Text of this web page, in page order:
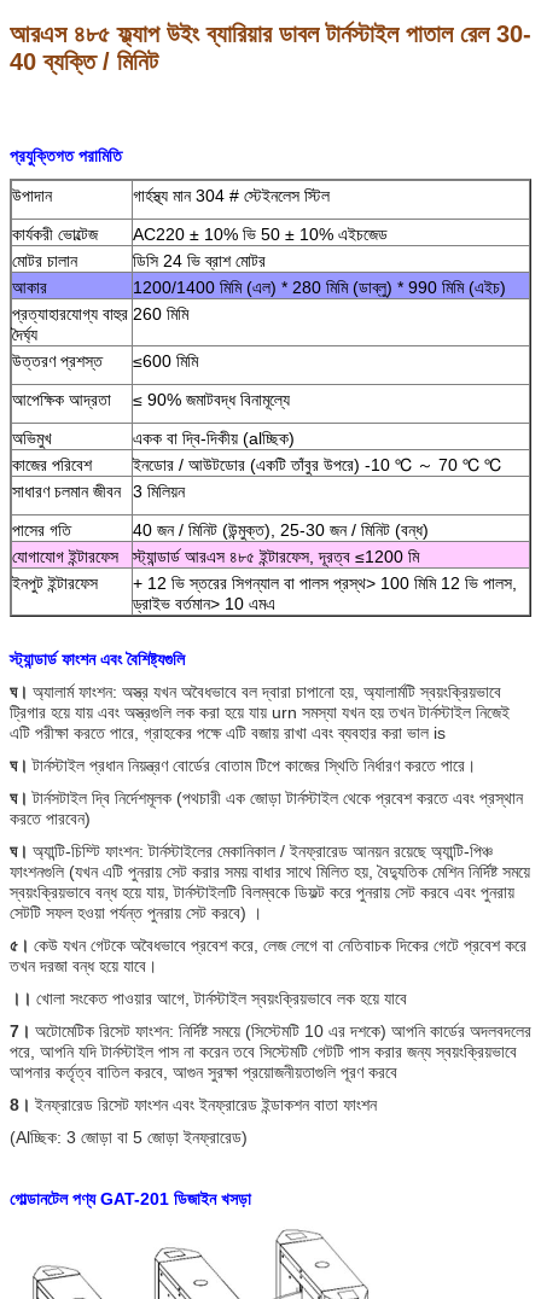
আরএস ৪৮৫ ফ্ল্যাপ উইং ব্যারিয়ার ডাবল টার্নস্টাইল পাতাল রেল 30-
40 ব্যক্তি / মিনিট
প্রযুক্তিগত পরামিতি
উপাদান
গার্হস্থ্য মান 304 # স্টেইনলেস স্টিল
কার্যকরী ভোল্টেজ
AC220 ± 10% ভি 50 ± 10% এইচজেড
মোটর চালান
ডিসি 24 ভি ব্রাশ মোটর
আকার
1200/1400 মিমি (এল) * 280 মিমি (ডাব্লু) * 990 মিমি (এইচ)
প্রত্যাহারযোগ্য বাহুর
দৈর্ঘ্য
260 মিমি
উত্তরণ প্রশস্ত
≤600 মিমি
আপেক্ষিক আদ্রতা
≤ 90% জমাটবদ্ধ বিনামূল্যে
অভিমুখ
একক বা দ্বি-দিকীয় (alচ্ছিক)
কাজের পরিবেশ
ইনডোর / আউটডোর (একটি তাঁবুর উপরে) -10 ℃ ～ 70 ℃ ℃
সাধারণ চলমান জীবন
3 মিলিয়ন
পাসের গতি
40 জন / মিনিট (উন্মুক্ত), 25-30 জন / মিনিট (বন্ধ)
যোগাযোগ ইন্টারফেস
স্ট্যান্ডার্ড আরএস ৪৮৫ ইন্টারফেস, দূরত্ব ≤1200 মি
ইনপুট ইন্টারফেস
+ 12 ভি স্তরের সিগন্যাল বা পালস প্রস্থ> 100 মিমি 12 ভি পালস,
ড্রাইভ বর্তমান> 10 এমএ
স্ট্যান্ডার্ড ফাংশন এবং বৈশিষ্ট্যগুলি
ঘ। অ্যালার্ম ফাংশন: অস্ত্র যখন অবৈধভাবে বল দ্বারা চাপানো হয়, অ্যালার্মটি স্বয়ংক্রিয়ভাবে
ট্রিগার হয়ে যায় এবং অস্ত্রগুলি লক করা হয়ে যায় urn সমস্যা যখন হয় তখন টার্নস্টাইল নিজেই
এটি পরীক্ষা করতে পারে, গ্রাহকের পক্ষে এটি বজায় রাখা এবং ব্যবহার করা ভাল is
ঘ। টার্নস্টাইল প্রধান নিয়ন্ত্রণ বোর্ডের বোতাম টিপে কাজের স্থিতি নির্ধারণ করতে পারে।
ঘ। টার্নসটাইল দ্বি নির্দেশমূলক (পথচারী এক জোড়া টার্নস্টাইল থেকে প্রবেশ করতে এবং প্রস্থান
করতে পারবেন)
ঘ। অ্যান্টি-চিম্টি ফাংশন: টার্নস্টাইলের মেকানিকাল / ইনফ্রারেড আনয়ন রয়েছে অ্যান্টি-পিঞ্চ
ফাংশনগুলি (যখন এটি পুনরায় সেট করার সময় বাধার সাথে মিলিত হয়, বৈদ্যুতিক মেশিন নির্দিষ্ট সময়ে
স্বয়ংক্রিয়ভাবে বন্ধ হয়ে যায়, টার্নস্টাইলটি বিলম্বকে ডিফল্ট করে পুনরায় সেট করবে এবং পুনরায়
সেটটি সফল হওয়া পর্যন্ত পুনরায় সেট করবে) ।
৫। কেউ যখন গেটকে অবৈধভাবে প্রবেশ করে, লেজ লেগে বা নেতিবাচক দিকের গেটে প্রবেশ করে
তখন দরজা বন্ধ হয়ে যাবে।
।। খোলা সংকেত পাওয়ার আগে, টার্নস্টাইল স্বয়ংক্রিয়ভাবে লক হয়ে যাবে
7। অটোমেটিক রিসেট ফাংশন: নির্দিষ্ট সময়ে (সিস্টেমটি 10 ​​এর দশকে) আপনি কার্ডের অদলবদলের
পরে, আপনি যদি টার্নস্টাইল পাস না করেন তবে সিস্টেমটি গেটটি পাস করার জন্য স্বয়ংক্রিয়ভাবে
আপনার কর্তৃত্ব বাতিল করবে, আগুন সুরক্ষা প্রয়োজনীয়তাগুলি পূরণ করবে
8। ইনফ্রারেড রিসেট ফাংশন এবং ইনফ্রারেড ইন্ডাকশন বাতা ফাংশন
(Alচ্ছিক: 3 জোড়া বা 5 জোড়া ইনফ্রারেড)
গোল্ডানটেল পণ্য GAT-201 ডিজাইন খসড়া